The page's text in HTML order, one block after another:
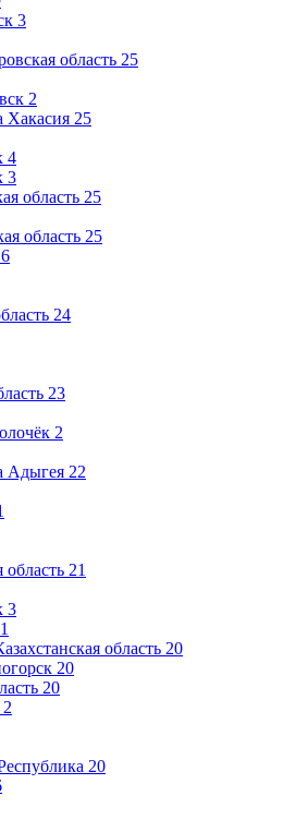
3
область 25
2
Хакасия 25
4
3
область 25
область 25
24
23
2
Адыгея 22
область 21
3
1
область 20
20
20
2
20